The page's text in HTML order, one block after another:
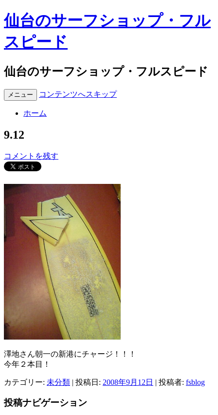
仙台のサーフショップ・フル
スピード
仙台のサーフショップ・フルスピード
メニュー コンテンツへスキップ
ホーム
9.12
コメントを残す
澤地さん朝一の新港にチャージ！！！
今年２本目！
カテゴリー: 未分類 | 投稿日: 2008年9月12日 | 投稿者: fsblog
投稿ナビゲーション